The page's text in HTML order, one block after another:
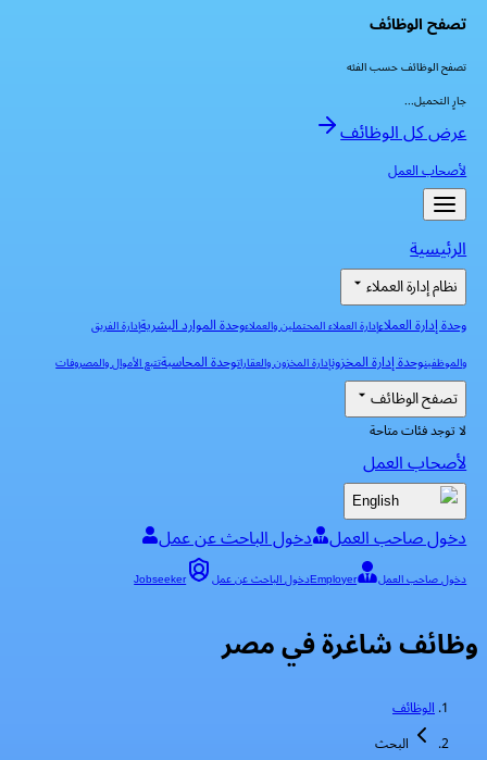
تصفح الوظائف
تصفح الوظائف حسب الفئه
جارٍ التحميل...
عرض كل الوظائف
لأصحاب العمل
الرئيسية
نظام إدارة العملاء
وحدة إدارة العملاءإدارة العملاء المحتملين والعملاءوحدة الموارد البشريةإدارة الفريق
والموظفينوحدة إدارة المخزونإدارة المخزون والعقاراتوحدة المحاسبةتتبع الأموال والمصروفات
تصفح الوظائف
لا توجد فئات متاحة
لأصحاب العمل
English
دخول صاحب العمل دخول الباحث عن عمل
دخول صاحب العمل Employerدخول الباحث عن عمل Jobseeker
وظائف شاغرة في مصر
الوظائف
البحث